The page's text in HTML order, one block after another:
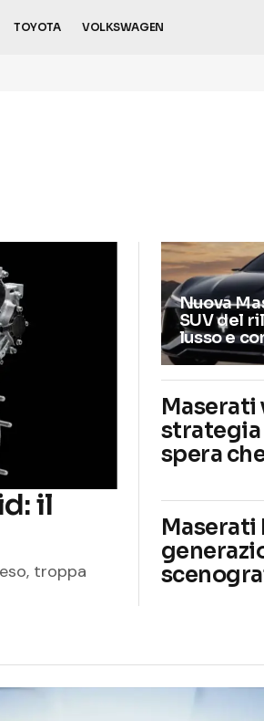
TOYOTA VOLKSWAGEN
il
troppa
Nuova
SUV del
lusso e
Maserati
strategia
spera
Maserati